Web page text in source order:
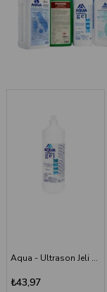
Aqua Batiqon - 1 Litre Batikon - Povidon İyot Çözelti %10
₺204,88